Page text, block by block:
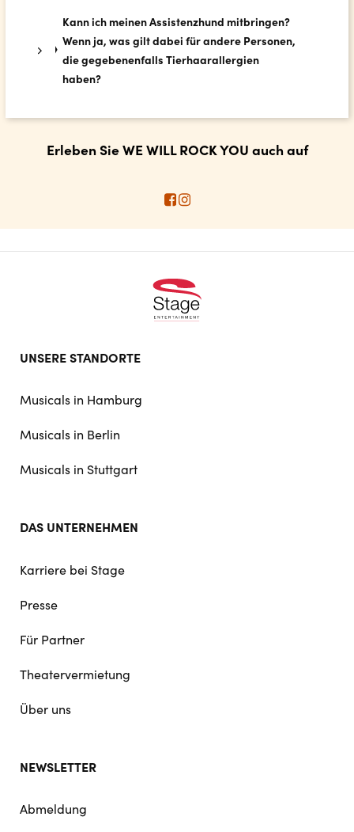
Kann ich meinen Assistenzhund mitbringen?
Wenn ja, was gilt dabei für andere Personen,
die gegebenenfalls Tierhaarallergien
haben?
Erleben Sie WE WILL ROCK YOU auch auf
doormat
UNSERE STANDORTE
Musicals in Hamburg
Musicals in Berlin
Musicals in Stuttgart
DAS UNTERNEHMEN
Karriere bei Stage
Presse
Für Partner
Theatervermietung
Über uns
NEWSLETTER
Abmeldung